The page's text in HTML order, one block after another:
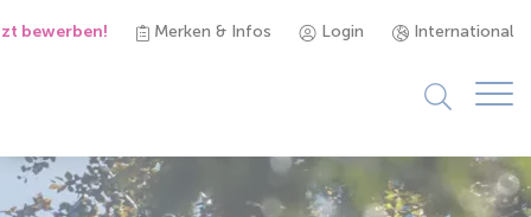
bewerben! Merken & Infos Login International